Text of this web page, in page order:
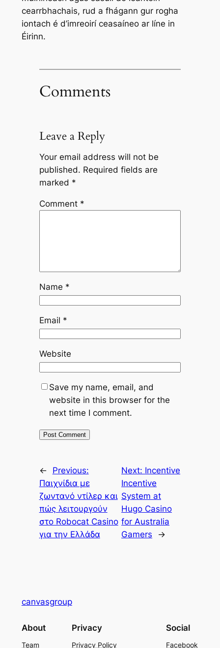
cearrbhachais, rud a fhágann gur rogha
iontach é d’imreoirí ceasaíneo ar líne in
Éirinn.
Comments
Leave a Reply
Your email address will not be
published. Required fields are
marked *
Comment *
Name *
Email *
Website
Save my name, email, and
website in this browser for the
next time I comment.
←
Previous:
Παιχνίδια με
ζωντανό ντίλερ και
πώς λειτουργούν
στο Robocat Casino
για την Ελλάδα
Next: Incentive
Incentive
System at
Hugo Casino
for Australia
Gamers
→
canvasgroup
About
Team
Privacy
Privacy Policy
Social
Facebook